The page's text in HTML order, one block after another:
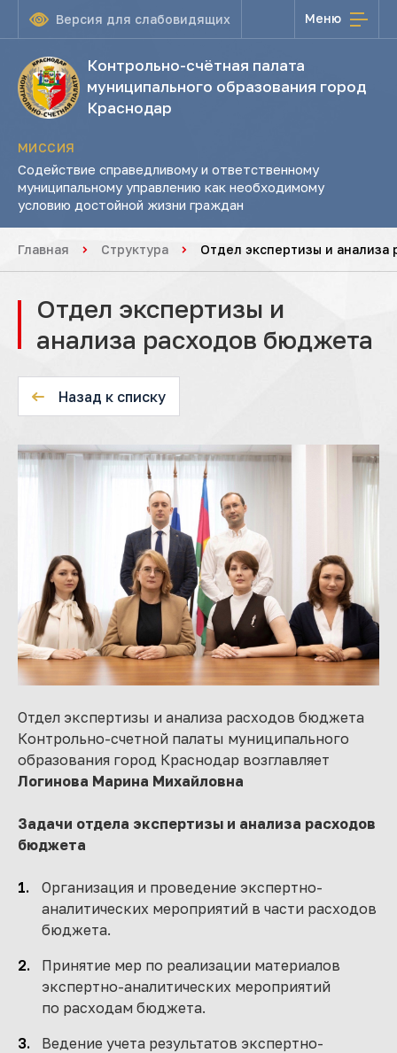
Версия для слабовидящих Меню
Контрольно-счётная палата
муниципального образования город
Краснодар
МИССИЯ
Содействие справедливому и ответственному
муниципальному управлению как необходимому
условию достойной жизни граждан
Главная Структура Отдел экспертизы и анализа
Отдел экспертизы и
анализа расходов бюджета
Назад к списку
Отдел экспертизы и анализа расходов бюджета
Контрольно-счетной палаты муниципального
образования город Краснодар возглавляет
Логинова Марина Михайловна
Задачи отдела экспертизы и анализа расходов
бюджета
Организация и проведение экспертно-
аналитических мероприятий в части расходов
бюджета.
Принятие мер по реализации материалов
экспертно-аналитических мероприятий
по расходам бюджета.
Ведение учета результатов экспертно-